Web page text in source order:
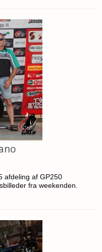
afdeling af GP250
fra weekenden.